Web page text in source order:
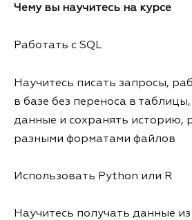
Чему вы научитесь на курсе
Работать с SQL
Научитесь писать запросы,
в базе без переноса в
данные и сохранять историю,
разными форматами файлов
Использовать Python или R
Научитесь получать данные